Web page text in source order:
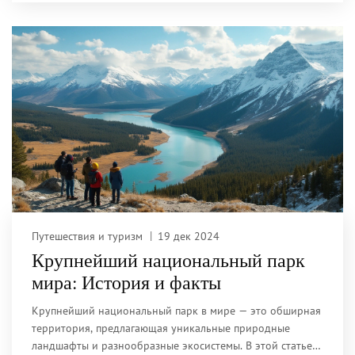
Путешествия и туризм 19 дек 2024
Крупнейший национальный парк
мира: История и факты
Крупнейший национальный парк в мире — это обширная
территория, предлагающая уникальные природные
ландшафты и разнообразные экосистемы. В этой статье